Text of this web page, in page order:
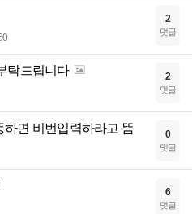
2
댓글
탁드립니다 2
댓글
하면 비번입력하라고 뜸 0
댓글
6
댓글